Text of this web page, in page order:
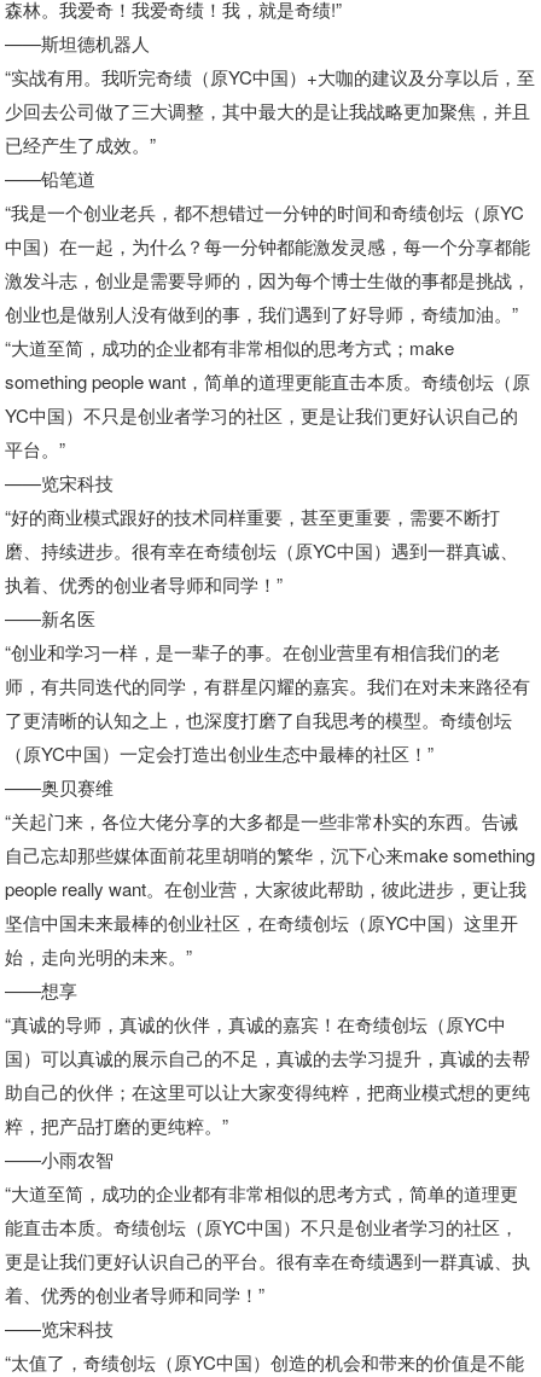
森林。我爱奇！我爱奇绩！我，就是奇绩!”
——斯坦德机器人
“实战有用。我听完奇绩（原YC中国）+大咖的建议及分享以后，至
少回去公司做了三大调整，其中最大的是让我战略更加聚焦，并且
已经产生了成效。”
——铅笔道
“我是一个创业老兵，都不想错过一分钟的时间和奇绩创坛（原YC
中国）在一起，为什么？每一分钟都能激发灵感，每一个分享都能
激发斗志，创业是需要导师的，因为每个博士生做的事都是挑战，
创业也是做别人没有做到的事，我们遇到了好导师，奇绩加油。”
“大道至简，成功的企业都有非常相似的思考方式；make
something people want，简单的道理更能直击本质。奇绩创坛（原
YC中国）不只是创业者学习的社区，更是让我们更好认识自己的
平台。”
——览宋科技
“好的商业模式跟好的技术同样重要，甚至更重要，需要不断打
磨、持续进步。很有幸在奇绩创坛（原YC中国）遇到一群真诚、
执着、优秀的创业者导师和同学！”
——新名医
“创业和学习一样，是一辈子的事。在创业营里有相信我们的老
师，有共同迭代的同学，有群星闪耀的嘉宾。我们在对未来路径有
了更清晰的认知之上，也深度打磨了自我思考的模型。奇绩创坛
（原YC中国）一定会打造出创业生态中最棒的社区！”
——奥贝赛维
“关起门来，各位大佬分享的大多都是一些非常朴实的东西。告诫
自己忘却那些媒体面前花里胡哨的繁华，沉下心来make something
people really want。在创业营，大家彼此帮助，彼此进步，更让我
坚信中国未来最棒的创业社区，在奇绩创坛（原YC中国）这里开
始，走向光明的未来。”
——想享
“真诚的导师，真诚的伙伴，真诚的嘉宾！在奇绩创坛（原YC中
国）可以真诚的展示自己的不足，真诚的去学习提升，真诚的去帮
助自己的伙伴；在这里可以让大家变得纯粹，把商业模式想的更纯
粹，把产品打磨的更纯粹。”
——小雨农智
“大道至简，成功的企业都有非常相似的思考方式，简单的道理更
能直击本质。奇绩创坛（原YC中国）不只是创业者学习的社区，
更是让我们更好认识自己的平台。很有幸在奇绩遇到一群真诚、执
着、优秀的创业者导师和同学！”
——览宋科技
“太值了，奇绩创坛（原YC中国）创造的机会和带来的价值是不能